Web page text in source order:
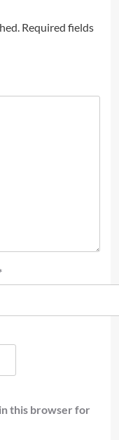
Required fields
this browser for